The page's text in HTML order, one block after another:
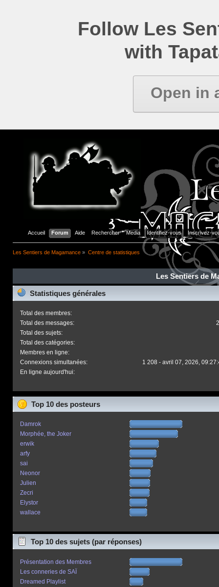
Follow Les
with
Open in
Accueil Forum Aide Rechercher Media Identifiez-vous Inscrivez-
Les Sentiers de Magamance » Centre de statistiques
Les Sentiers de
Statistiques générales
Total des membres:
Total des messages:
Total des sujets:
Total des catégories:
Membres en ligne:
Connexions simultanées:
1 208 - avril 07, 2026,
En ligne aujourd'hui:
Top 10 des posteurs
Damrok
Morphée, the Joker
erwik
arfy
sai
Neonor
Julien
Zecri
Elystor
wallace
Top 10 des sujets (par réponses)
Présentation des Membres
Les conneries de SAÏ
Dreamed Playlist